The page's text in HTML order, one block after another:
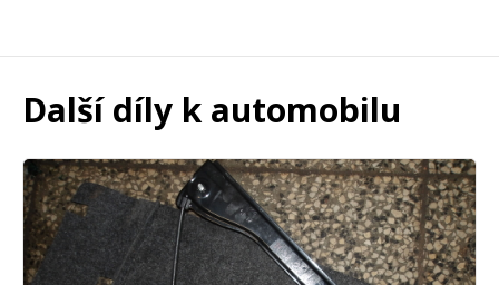
Další díly k automobilu